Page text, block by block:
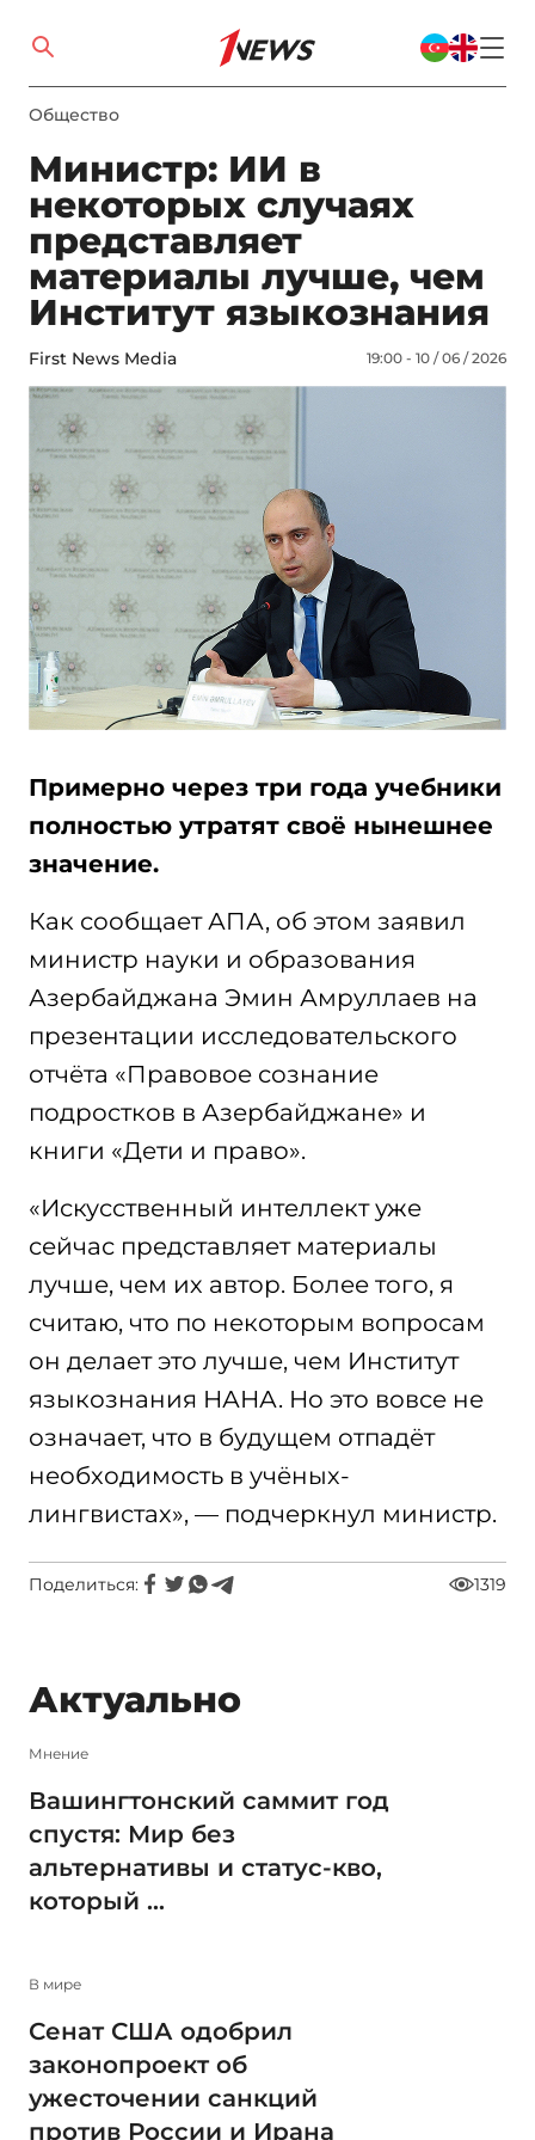
Общество
Министр: ИИ в
некоторых случаях
представляет
материалы лучше, чем
Институт языкознания
First News Media 19:00 - 10 / 06 / 2026
Примерно через три года учебники
полностью утратят своё нынешнее
значение.
Как сообщает АПА, об этом заявил
министр науки и образования
Азербайджана Эмин Амруллаев на
презентации исследовательского
отчёта «Правовое сознание
подростков в Азербайджане» и
книги «Дети и право».
«Искусственный интеллект уже
сейчас представляет материалы
лучше, чем их автор. Более того, я
считаю, что по некоторым вопросам
он делает это лучше, чем Институт
языкознания НАНА. Но это вовсе не
означает, что в будущем отпадёт
необходимость в учёных-
лингвистах», — подчеркнул министр.
Поделиться: 1319
Актуально
Мнение
Вашингтонский саммит год
спустя: Мир без
альтернативы и статус-кво,
который ...
В мире
Сенат США одобрил
законопроект об
ужесточении санкций
против России и Ирана